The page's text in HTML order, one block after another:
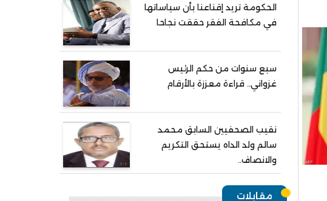
الحكومة تريد إقناعنا بأن سياساتها
في مكافحة الفقر حققت نجاحا
سبع سنوات من حكم الرئيس
غزواني.. قراءة معززة بالأرقام
نقيب الصحفيين السابق محمد
سالم ولد الداه يستحق التكريم
والانصاف..
مقابلات